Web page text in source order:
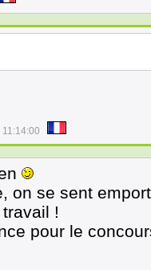
on se sent
!
pour le